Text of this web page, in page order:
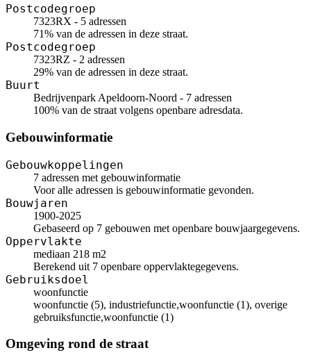
Postcodegroep
7323RX - 5 adressen
71% van de adressen in deze straat.
Postcodegroep
7323RZ - 2 adressen
29% van de adressen in deze straat.
Buurt
Bedrijvenpark Apeldoorn-Noord - 7 adressen
100% van de straat volgens openbare adresdata.
Gebouwinformatie
Gebouwkoppelingen
7 adressen met gebouwinformatie
Voor alle adressen is gebouwinformatie gevonden.
Bouwjaren
1900-2025
Gebaseerd op 7 gebouwen met openbare bouwjaargegevens.
Oppervlakte
mediaan 218 m2
Berekend uit 7 openbare oppervlaktegegevens.
Gebruiksdoel
woonfunctie
woonfunctie (5), industriefunctie,woonfunctie (1), overige
gebruiksfunctie,woonfunctie (1)
Omgeving rond de straat